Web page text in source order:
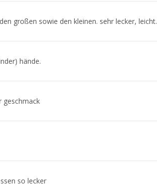
großen sowie den kleinen. sehr lecker, leicht.
hände.
geschmack
so lecker